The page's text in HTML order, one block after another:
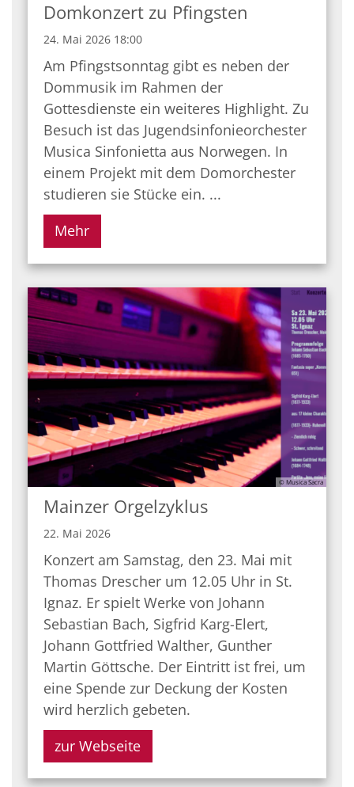
Domkonzert zu Pfingsten
24. Mai 2026 18:00
Am Pfingstsonntag gibt es neben der
Dommusik im Rahmen der
Gottesdienste ein weiteres Highlight. Zu
Besuch ist das Jugendsinfonieorchester
Musica Sinfonietta aus Norwegen. In
einem Projekt mit dem Domorchester
studieren sie Stücke ein. ...
Mehr
© Musica Sacra
Mainzer Orgelzyklus
22. Mai 2026
Konzert am Samstag, den 23. Mai mit
Thomas Drescher um 12.05 Uhr in St.
Ignaz. Er spielt Werke von Johann
Sebastian Bach, Sigfrid Karg-Elert,
Johann Gottfried Walther, Gunther
Martin Göttsche. Der Eintritt ist frei, um
eine Spende zur Deckung der Kosten
wird herzlich gebeten.
zur Webseite